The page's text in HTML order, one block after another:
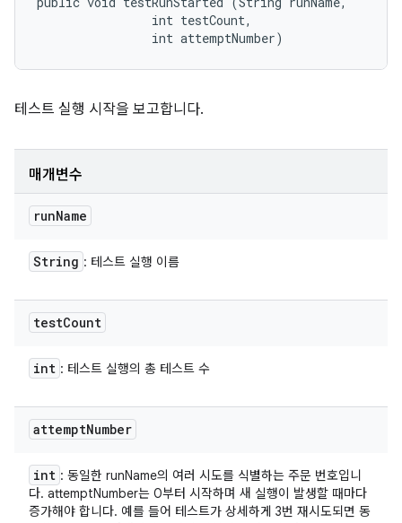
                int testCount,
                int attemptNumber)
테스트 실행 시작을 보고합니다.
매개변수
runName
String : 테스트 실행 이름
testCount
int : 테스트 실행의 총 테스트 수
attemptNumber
int : 동일한 runName의 여러 시도를 식별하는 주문 번호입니
다. attemptNumber는 0부터 시작하며 새 실행이 발생할 때마다
증가해야 합니다. 예를 들어 테스트가 상세하게 3번 재시도되면 동